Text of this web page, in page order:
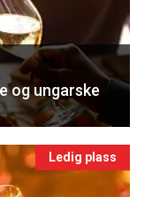
og ungarske
Ledig plass